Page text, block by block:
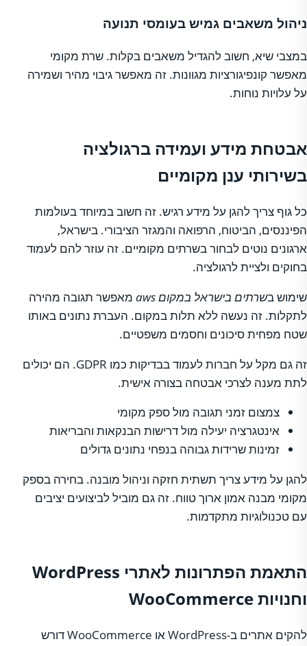
ניהול משאבים גמיש בעומסי תנועה
במצבי שיא, חשוב להגדיל משאבים בקלות. שרת מקומי
מאפשר קונפיגורציות מגוונות. זה מאפשר גיבוי מהיר ושמירה
על עלויות נוחות.
אבטחת מידע ועמידה ברגולציה
בשירותי ענן מקומיים
כל גוף צריך להגן על מידע רגיש. זה חשוב במיוחד בעולמות
הפיננסים, הביטוח, הרפואה והמגזר הציבורי. בישראל,
ארגונים נוטים לבחור בשרתים מקומיים. זה עוזר להם לעמוד
בחוקים ולציית לרגולציה.
שימוש בשרתים בישראל במקום aws
מאפשר תגובה מהירה
לתקלות. זה נעשה ללא תלות במקום. העברת נתונים באותו
שטח מפחית סיכונים וחסמים משפטיים.
זה גם מקל על חברות לעמוד בבדיקות כמו GDPR. הם יכולים
לתת מענה לצרכי אבטחה בצורה אישית.
צמצום זמני תגובה מול ספק מקומי
אינטגרציה יעילה מול דרישות הבנקאות והבריאות
זמינות שרידות גבוהה בנפחי נתונים גדולים
להגן על מידע צריך תשתית חזקה וניהול מובנה. בחירה בספק
מקומי מבנה אמון ארוך טווח. זה גם מוביל לביצועים יציבים
עם טכנולוגיות מתקדמות.
התאמת הפתרונות לאתרי WordPress
וחנויות WooCommerce
להקים אתרים ב-WordPress או WooCommerce דורש